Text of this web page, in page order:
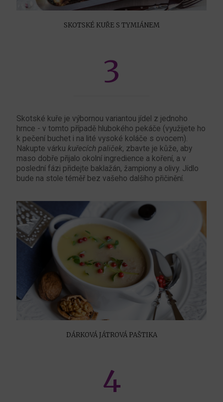
SKOTSKÉ KUŘE S TYMIÁNEM
3
Skotské kuře je výbornou variantou jídel z jednoho
hrnce - v tomto případě hlubokého pekáče (využijete ho
k pečení buchet i na lité vysoké koláče s ovocem).
Nakupte várku kuřecích paliček, zbavte je kůže, aby
maso dobře přijalo okolní ingredience a koření, a v
poslední fázi přidejte baklažán, žampiony a olivy. Jídlo
bude na stole téměř bez vašeho dalšího přičinění.
DÁRKOVÁ JÁTROVÁ PAŠTIKA
4